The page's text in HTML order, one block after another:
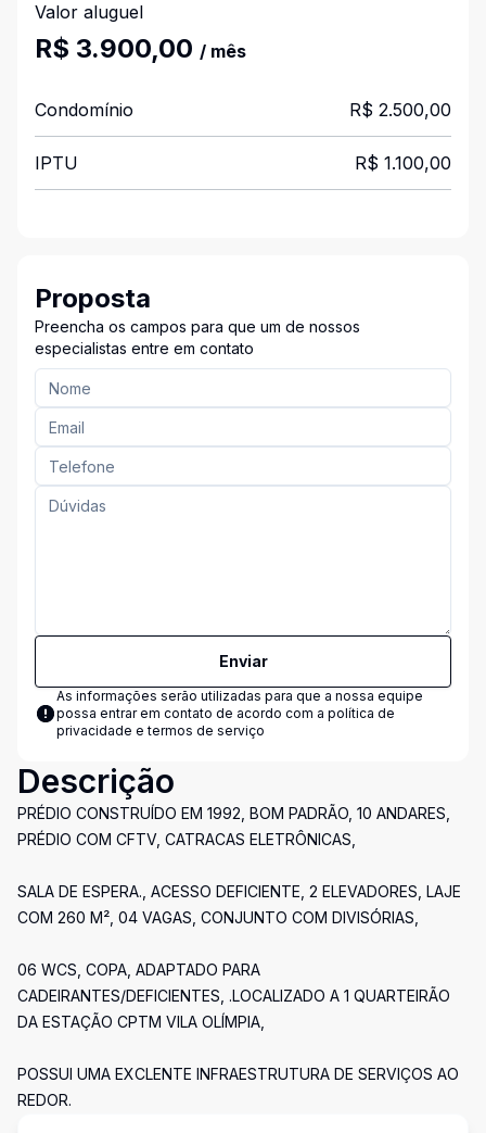
Valor aluguel
R$ 3.900,00 / mês
Condomínio R$ 2.500,00
IPTU R$ 1.100,00
Proposta
Preencha os campos para que um de nossos
especialistas entre em contato
Enviar
As informações serão utilizadas para que a nossa equipe
possa entrar em contato de acordo com a política de
privacidade e termos de serviço
Descrição
PRÉDIO CONSTRUÍDO EM 1992, BOM PADRÃO, 10 ANDARES,
PRÉDIO COM CFTV, CATRACAS ELETRÔNICAS,
SALA DE ESPERA., ACESSO DEFICIENTE, 2 ELEVADORES, LAJE
COM 260 M², 04 VAGAS, CONJUNTO COM DIVISÓRIAS,
06 WCS, COPA, ADAPTADO PARA
CADEIRANTES/DEFICIENTES, .LOCALIZADO A 1 QUARTEIRÃO
DA ESTAÇÃO CPTM VILA OLÍMPIA,
POSSUI UMA EXCLENTE INFRAESTRUTURA DE SERVIÇOS AO
REDOR.